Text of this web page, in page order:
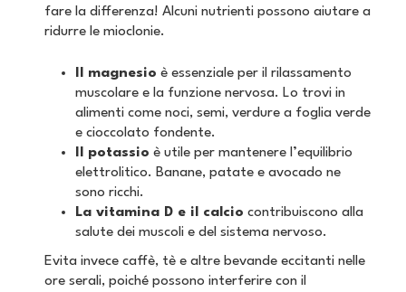
fare la differenza! Alcuni nutrienti possono aiutare a
ridurre le mioclonie.
Il magnesio è essenziale per il rilassamento
muscolare e la funzione nervosa. Lo trovi in
alimenti come noci, semi, verdure a foglia verde
e cioccolato fondente.
Il potassio è utile per mantenere l’equilibrio
elettrolitico. Banane, patate e avocado ne
sono ricchi.
La vitamina D e il calcio contribuiscono alla
salute dei muscoli e del sistema nervoso.
Evita invece caffè, tè e altre bevande eccitanti nelle
ore serali, poiché possono interferire con il